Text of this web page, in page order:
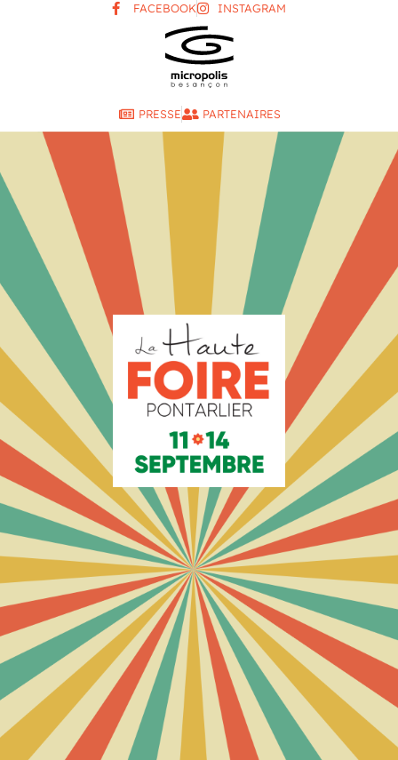
FACEBOOK INSTAGRAM
PRESSE PARTENAIRES